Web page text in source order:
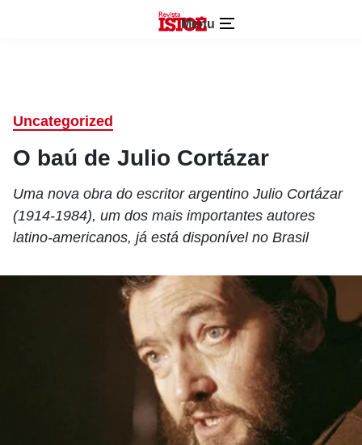
Menu
Uncategorized
O baú de Julio Cortázar
Uma nova obra do escritor argentino Julio Cortázar
(1914-1984), um dos mais importantes autores
latino-americanos, já está disponível no Brasil